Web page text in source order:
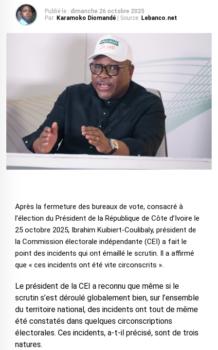
Publié le : dimanche 26 octobre 2025
Par: Karamoko Diomandé | Source: Lebanco.net
Après la fermeture des bureaux de vote, consacré à
l’élection du Président de la République de Côte d’Ivoire le
25 octobre 2025, Ibrahim Kuibiert-Coulibaly, président de
la Commission électorale indépendante (CEI) a fait le
point des incidents qui ont émaillé le scrutin. Il a affirmé
que « ces incidents ont été vite circonscrits ».
Le président de la CEI a reconnu que même si le
scrutin s’est déroulé globalement bien, sur l’ensemble
du territoire national, des incidents ont tout de même
été constatés dans quelques circonscriptions
électorales. Ces incidents, a-t-il précisé, sont de trois
natures.